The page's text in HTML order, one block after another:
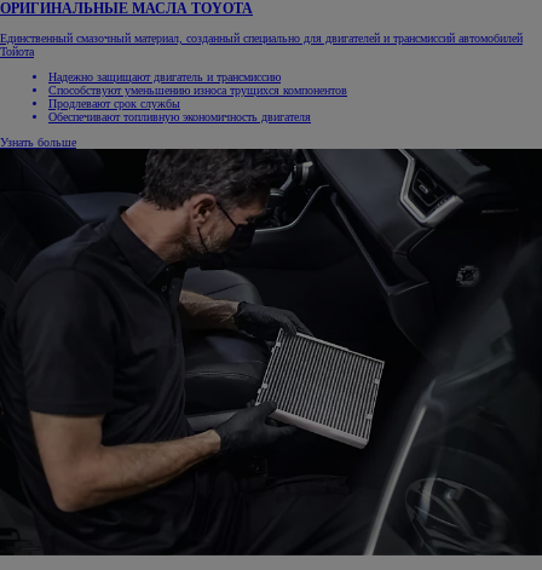
ОРИГИНАЛЬНЫЕ МАСЛА TOYOTA
Единственный смазочный материал, созданный специально для двигателей и трансмиссий автомобилей
Тойота
Надежно защищают двигатель и трансмиссию
Способствуют уменьшению износа трущихся компонентов
Продлевают срок службы
Обеспечивают топливную экономичность двигателя
Узнать больше